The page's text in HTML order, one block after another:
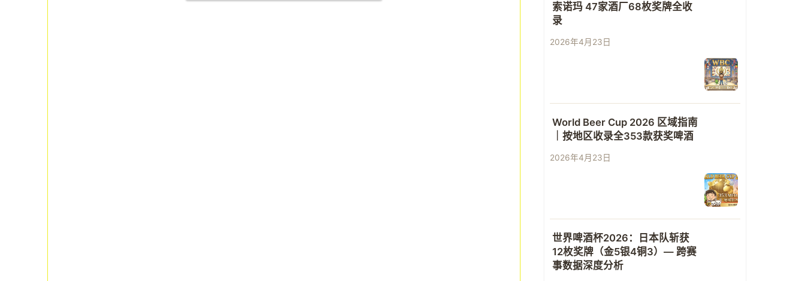
索诺玛 47家酒厂68枚奖牌全收
录
2026年4月23日
World Beer Cup 2026 区域指南
｜按地区收录全353款获奖啤酒
2026年4月23日
世界啤酒杯2026：日本队斩获
12枚奖牌（金5银4铜3）— 跨赛
事数据深度分析